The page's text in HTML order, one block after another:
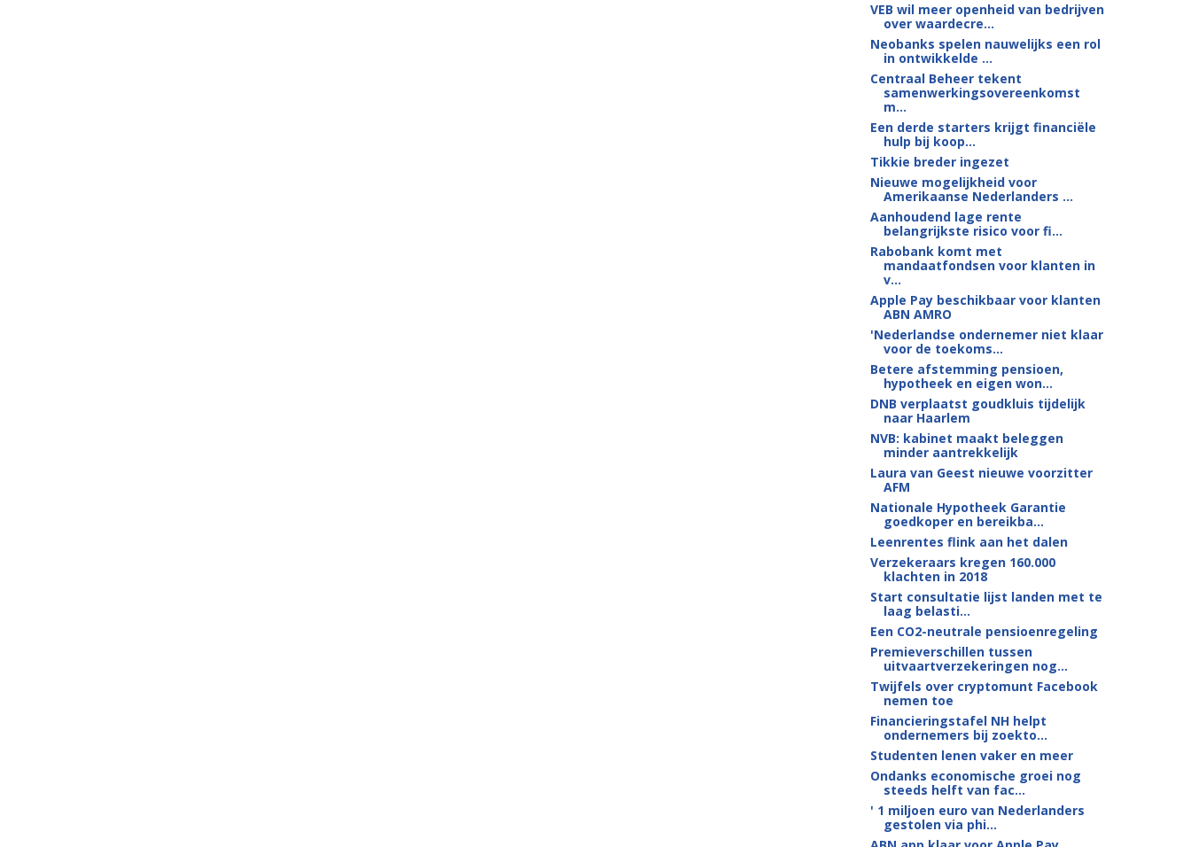
VEB wil meer openheid van bedrijven
over waardecre...
Neobanks spelen nauwelijks een rol
in ontwikkelde ...
Centraal Beheer tekent
samenwerkingsovereenkomst
m...
Een derde starters krijgt financiële
hulp bij koop...
Tikkie breder ingezet
Nieuwe mogelijkheid voor
Amerikaanse Nederlanders ...
Aanhoudend lage rente
belangrijkste risico voor fi...
Rabobank komt met
mandaatfondsen voor klanten in
v...
Apple Pay beschikbaar voor klanten
ABN AMRO
'Nederlandse ondernemer niet klaar
voor de toekoms...
Betere afstemming pensioen,
hypotheek en eigen won...
DNB verplaatst goudkluis tijdelijk
naar Haarlem
NVB: kabinet maakt beleggen
minder aantrekkelijk
Laura van Geest nieuwe voorzitter
AFM
Nationale Hypotheek Garantie
goedkoper en bereikba...
Leenrentes flink aan het dalen
Verzekeraars kregen 160.000
klachten in 2018
Start consultatie lijst landen met te
laag belasti...
Een CO2-neutrale pensioenregeling
Premieverschillen tussen
uitvaartverzekeringen nog...
Twijfels over cryptomunt Facebook
nemen toe
Financieringstafel NH helpt
ondernemers bij zoekto...
Studenten lenen vaker en meer
Ondanks economische groei nog
steeds helft van fac...
' 1 miljoen euro van Nederlanders
gestolen via phi...